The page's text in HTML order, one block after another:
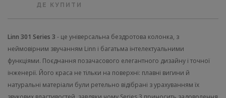
ДЕ КУПИТИ
Linn 301 Series 3 - це універсальна бездротова колонка, з
неймовірним звучанням Linn і багатьма інтелектуальними
функціями. Поєднання позачасового елегантного дизайну і точної
інженерії. Його краса не тільки на поверхні: плавні вигини й
натуральні матеріали були ретельно відібрані з урахуванням їх